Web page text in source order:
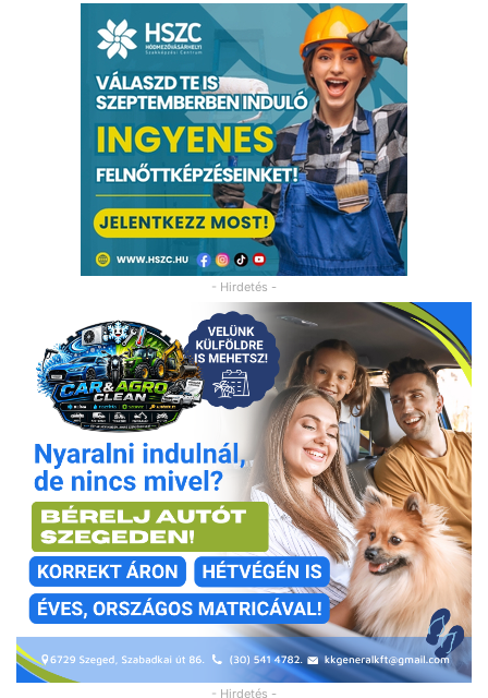
- Hirdetés -
- Hirdetés -